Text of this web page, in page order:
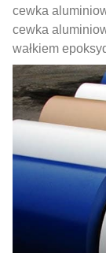
cewka
cewka
wałkiem